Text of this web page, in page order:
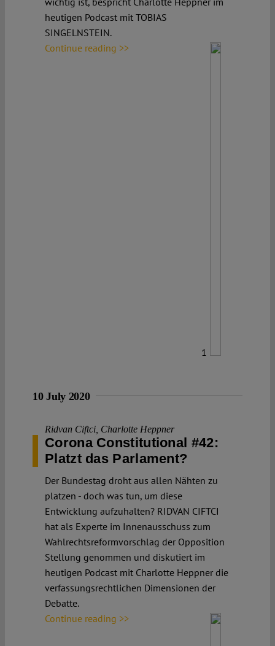
heutigen Podcast mit TOBIAS
SINGELNSTEIN.
Continue reading >>
1
10 July 2020
Ridvan Ciftci, Charlotte Heppner
Corona Constitutional #42:
Platzt das Parlament?
Der Bundestag droht aus allen Nähten zu
platzen - doch was tun, um diese
Entwicklung aufzuhalten? RIDVAN CIFTCI
hat als Experte im Innenausschuss zum
Wahlrechtsreformvorschlag der Opposition
Stellung genommen und diskutiert im
heutigen Podcast mit Charlotte Heppner die
verfassungsrechtlichen Dimensionen der
Debatte.
Continue reading >>